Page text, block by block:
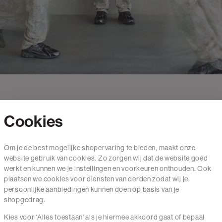
Mail ons
020 - 3412 650
Van maandag t/m vrijdag van 8.30 uur tot 18.00 uur.
Cookies
Om je de best mogelijke shopervaring te bieden, maakt onze
website gebruik van cookies. Zo zorgen wij dat de website goed
werkt en kunnen we je instellingen en voorkeuren onthouden. Ook
plaatsen we cookies voor diensten van derden zodat wij je
persoonlijke aanbiedingen kunnen doen op basis van je
shopgedrag.
Kies voor 'Alles toestaan' als je hiermee akkoord gaat of bepaal